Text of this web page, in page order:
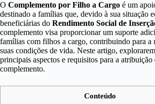
O Complemento por Filho a Cargo é um
destinado a famílias que, devido à sua situação
beneficiárias do Rendimento Social de
complemento visa proporcionar um suporte
famílias com filhos a cargo, contribuindo para a
suas condições de vida. Neste artigo,
principais aspectos e requisitos para a atribuição
complemento.
Conteúdo